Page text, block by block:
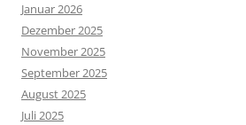
Januar 2026
Dezember 2025
November 2025
September 2025
August 2025
Juli 2025